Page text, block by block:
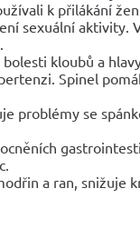
k přilákání
sexuální aktivity.
bolesti kloubů a
Spinel
problémy se
a ran, snižuje